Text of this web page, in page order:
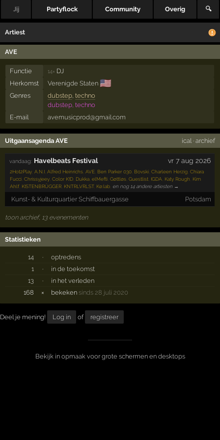
Jij Partyflock Community Overig 🔍
Artiest
AVE
Functie 14× DJ
Herkomst
Verenigde Staten 🇺🇸
Genres dubstep, techno
dubstep, techno
E-mail
avemusicprod@gmail.com
Uitgaansagenda AVE ical· archief
vandaag: Havelbeats Festival vr 7 aug 2026
2Hot2Play ,A.N.I ,Alfred Heinrichs ,AVE Ben Parker 030 Bovski ,Charleen Herzig ,Chiara
Fucci ,Chrissyjeey ,Color K!D Dukka ,elMefti ,Gøttløs ,Guestlist IGDA Katy Rough Kim
Ahlf KISTENBRÜGGER KNTRLVRLST, Kø:lab en nog 14 andere artiesten →
Kunst- & Kulturquartier Schiffbauergasse Potsdam
toon archief, 13 evenementen
Statistieken
14 ·
optredens
1
·
in de toekomst
13
·
in het verleden
168
× bekeken sinds 28 juli 2020
Deel je mening! Log in of registreer
Bekijk in opmaak voor grote schermen en desktops